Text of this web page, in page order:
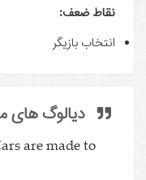
نقاط ضعف:
انتخاب بازیگر
دیالوگ های
are made to